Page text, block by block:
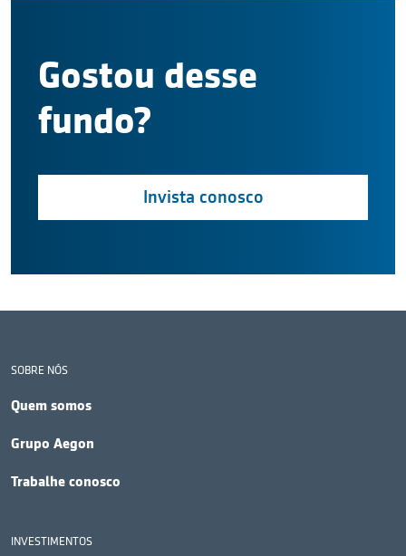
Gostou desse
fundo?
Invista conosco
SOBRE NÓS
Quem somos
Grupo Aegon
Trabalhe conosco
INVESTIMENTOS